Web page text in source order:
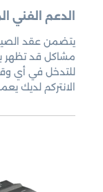
الدعم الفني
يتضمن عقد
مشاكل قد تظهر
للتدخل في أي
الانتركم لديك